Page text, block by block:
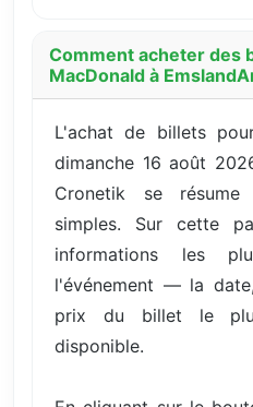
Comment acheter des
MacDonald à
L'achat de billets
dimanche 16 août
Cronetik se
simples. Sur cette
informations les
l'événement — la
prix du billet le
disponible.